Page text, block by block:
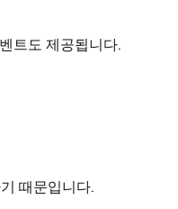
트도 제공됩니다.
때문입니다.